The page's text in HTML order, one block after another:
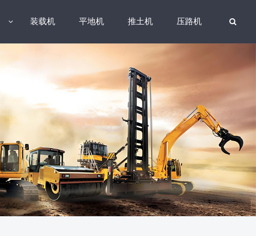
装载机 平地机 推土机 压路机